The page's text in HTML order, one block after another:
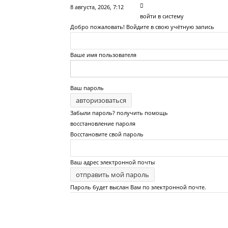
8 августа, 2026, 7:12
войти в систему
Добро пожаловать! Войдите в свою учётную запись
Ваше имя пользователя
Ваш пароль
Забыли пароль? получить помощь
восстановление пароля
Восстановите свой пароль
Ваш адрес электронной почты
Пароль будет выслан Вам по электронной почте.